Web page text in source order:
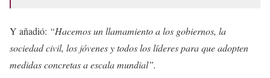
Y añadió: “Hacemos un llamamiento a los gobiernos, la
sociedad civil, los jóvenes y todos los líderes para que adopten
medidas concretas a escala mundial”.